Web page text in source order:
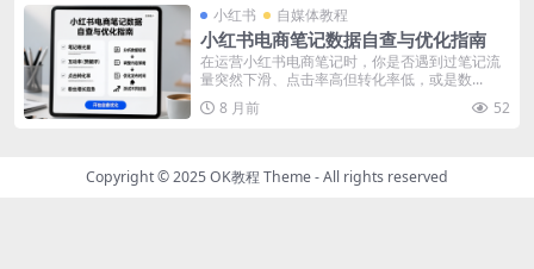
小红书 自媒体教程
小红书电商笔记数据自查与优化指南
在运营小红书电商笔记时，你是否遇到过笔记流
量突然下滑、点击率高但转化率低，或是数...
8 月前
52
Copyright © 2025OK教程 Theme- All rights reserved